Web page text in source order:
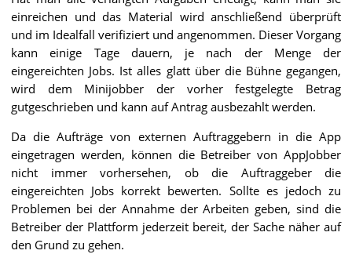
einreichen und das Material wird anschließend überprüft
und im Idealfall verifiziert und angenommen. Dieser Vorgang
kann einige Tage dauern, je nach der Menge der
eingereichten Jobs. Ist alles glatt über die Bühne gegangen,
wird dem Minijobber der vorher festgelegte Betrag
gutgeschrieben und kann auf Antrag ausbezahlt werden.
Da die Aufträge von externen Auftraggebern in die App
eingetragen werden, können die Betreiber von AppJobber
nicht immer vorhersehen, ob die Auftraggeber die
eingereichten Jobs korrekt bewerten. Sollte es jedoch zu
Problemen bei der Annahme der Arbeiten geben, sind die
Betreiber der Plattform jederzeit bereit, der Sache näher auf
den Grund zu gehen.